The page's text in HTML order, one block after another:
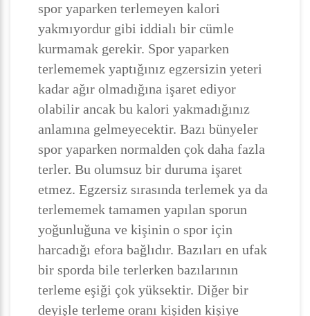
spor yaparken terlemeyen kalori
yakmıyordur gibi iddialı bir cümle
kurmamak gerekir. Spor yaparken
terlememek yaptığınız egzersizin yeteri
kadar ağır olmadığına işaret ediyor
olabilir ancak bu kalori yakmadığınız
anlamına gelmeyecektir. Bazı bünyeler
spor yaparken normalden çok daha fazla
terler. Bu olumsuz bir duruma işaret
etmez. Egzersiz sırasında terlemek ya da
terlememek tamamen yapılan sporun
yoğunluğuna ve kişinin o spor için
harcadığı efora bağlıdır. Bazıları en ufak
bir sporda bile terlerken bazılarının
terleme eşiği çok yüksektir. Diğer bir
deyişle terleme oranı kişiden kişiye